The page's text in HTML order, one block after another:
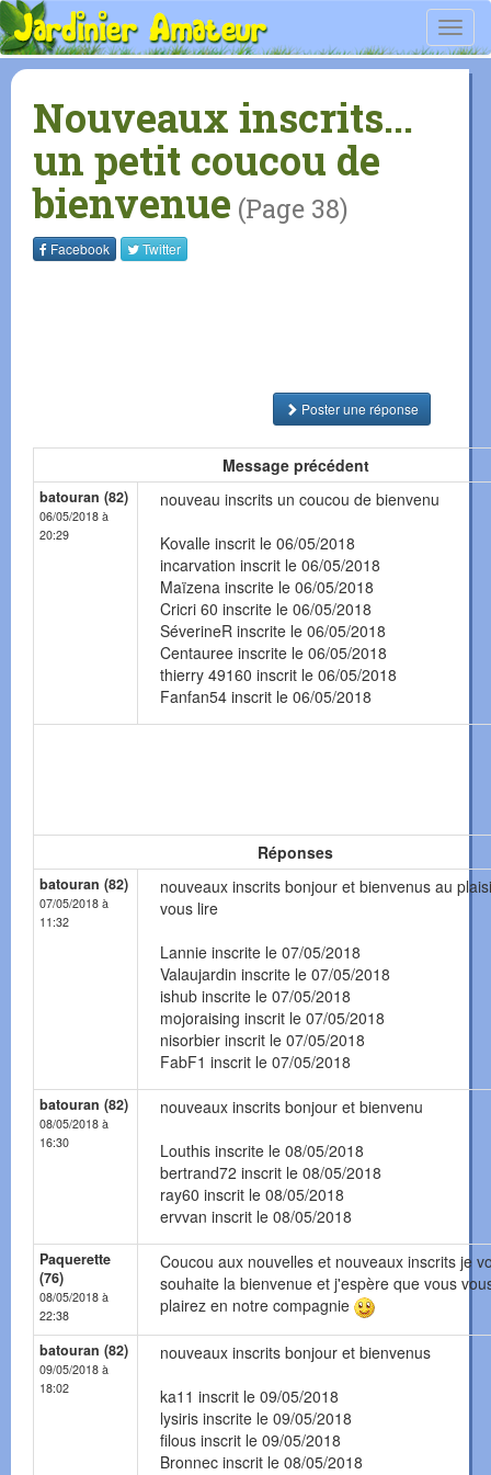
Nouveaux inscrits...
un petit coucou de
bienvenue (Page 38)
Facebook Twitter
Poster une réponse
Message précédent
batouran (82)
06/05/2018 à
20:29
nouveau inscrits un coucou de bienvenu
Kovalle inscrit le 06/05/2018
incarvation inscrit le 06/05/2018
Maïzena inscrite le 06/05/2018
Cricri 60 inscrite le 06/05/2018
SéverineR inscrite le 06/05/2018
Centauree inscrite le 06/05/2018
thierry 49160 inscrit le 06/05/2018
Fanfan54 inscrit le 06/05/2018
Réponses
batouran (82)
07/05/2018 à
11:32
nouveaux inscrits bonjour et bienvenus au
vous lire
Lannie inscrite le 07/05/2018
Valaujardin inscrite le 07/05/2018
ishub inscrite le 07/05/2018
mojoraising inscrit le 07/05/2018
nisorbier inscrit le 07/05/2018
FabF1 inscrit le 07/05/2018
batouran (82)
08/05/2018 à
16:30
nouveaux inscrits bonjour et bienvenu
Louthis inscrite le 08/05/2018
bertrand72 inscrit le 08/05/2018
ray60 inscrit le 08/05/2018
ervvan inscrit le 08/05/2018
Paquerette
(76)
08/05/2018 à
22:38
Coucou aux nouvelles et nouveaux inscrits je
souhaite la bienvenue et j'espère que vous
plairez en notre compagnie
batouran (82)
09/05/2018 à
18:02
nouveaux inscrits bonjour et bienvenus
ka11 inscrit le 09/05/2018
lysiris inscrite le 09/05/2018
filous inscrit le 09/05/2018
Bronnec inscrit le 08/05/2018